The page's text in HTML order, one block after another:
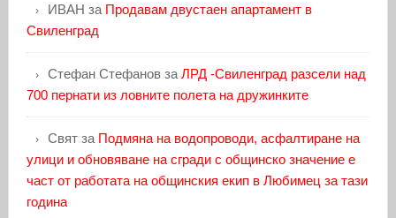
ИВАН за Продавам двустаен апартамент в
Свиленград
Стефан Стефановза ЛРД -Свиленград разсели над
700 пернати из ловните полета на дружинките
Святза Подмяна на водопроводи, асфалтиране на
улици и обновяване на сгради с общинско значение е
част от работата на общинския екип в Любимец за тази
година